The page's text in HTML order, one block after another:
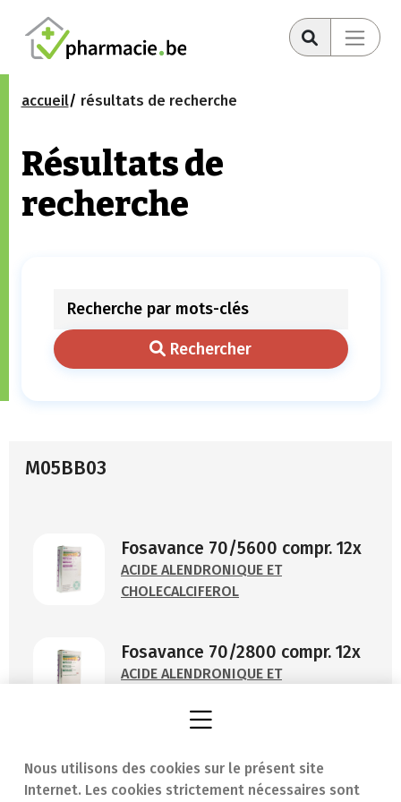
Nous utilisons des cookies sur le présent site
Internet. Les cookies strictement nécessaires sont
accueil résultats de recherche
Résultats de
recherche
Rechercher
M05BB03
Fosavance 70/5600 compr. 12x
ACIDE ALENDRONIQUE ET
CHOLECALCIFEROL
Fosavance 70/2800 compr. 12x
ACIDE ALENDRONIQUE ET